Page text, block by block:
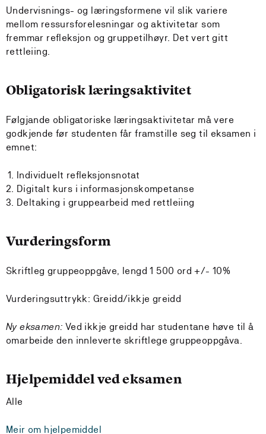
Undervisnings- og læringsformene vil slik variere
mellom ressursforelesningar og aktivitetar som
fremmar refleksjon og gruppetilhøyr. Det vert gitt
rettleiing.
Obligatorisk læringsaktivitet
Følgjande obligatoriske læringsaktivitetar må vere
godkjende før studenten får framstille seg til eksamen i
emnet:
Individuelt refleksjonsnotat
Digitalt kurs i informasjonskompetanse
Deltaking i gruppearbeid med rettleiing
Vurderingsform
Skriftleg gruppeoppgåve, lengd 1 500 ord +/- 10%
Vurderingsuttrykk: Greidd/ikkje greidd
Ny eksamen: Ved ikkje greidd har studentane høve til å
omarbeide den innleverte skriftlege gruppeoppgåva.
Hjelpemiddel ved eksamen
Alle
Meir om hjelpemiddel